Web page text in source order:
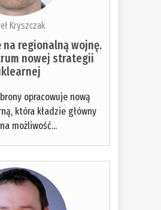
Kryszczak
na regionalną wojnę.
nowej strategii
opracowuje nową
która kładzie główny
możliwość...